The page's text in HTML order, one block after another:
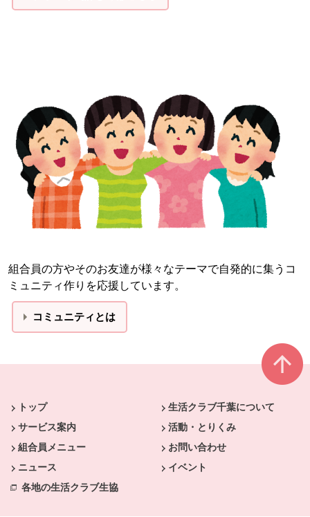
組合員の方やそのお友達が様々なテーマで自発的に集うコ
ミュニティ作りを応援しています。
コミュニティとは
トップ
生活クラブ千葉について
サービス案内
活動・とりくみ
組合員メニュー
お問い合わせ
ニュース
イベント
各地の生活クラブ生協